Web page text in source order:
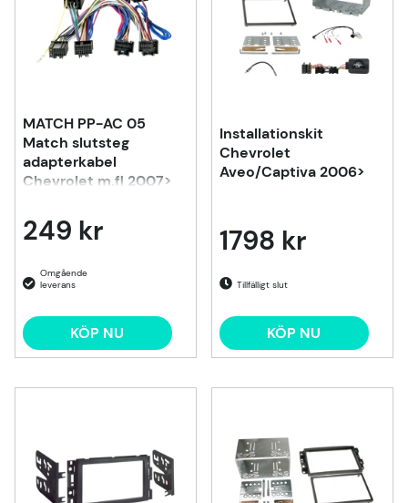
MATCH PP-AC 05
Match slutsteg
adapterkabel
Chevrolet m.fl 2007>
249 kr
KÖP NU
Installationskit
Chevrolet
Aveo/Captiva 2006>
1798 kr
Tillfälligt slut
KÖP NU